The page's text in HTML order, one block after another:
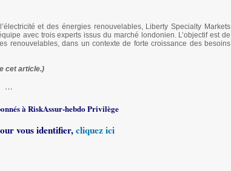
et des énergies renouvelables, Liberty Specialty Markets
avec trois experts issus du marché londonien. L’objectif est de
renouvelables, dans un contexte de forte croissance des besoins
cet article.)
…
à RiskAssur-hebdo Privilège
vous identifier,cliquez ici